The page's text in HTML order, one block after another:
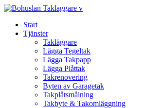
Skip
contentStart
Tjänster
Takläggare
Lägga Tegeltak
Lägga Takpapp
Lägga Plåttak
Takrenovering
Byten av Garagetak
Takplåtsmålning
Takbyte & Takomläggning